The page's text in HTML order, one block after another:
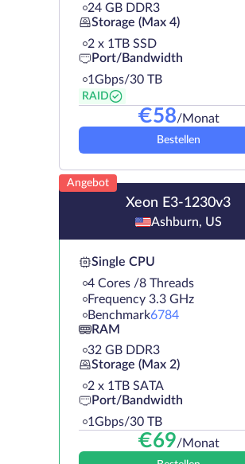
24 GB DDR3
Storage (Max 4)
2 х 1TB SSD
Port/Bandwidth
1Gbps/30 TB
RAID
€58/Monat
Bestellen
Angebot
Xeon E3-1230v3
Ashburn, US
Single CPU
4 Cores /8 Threads
Frequency 3.3 GHz
Benchmark6784
RAM
32 GB DDR3
Storage (Max 2)
2 х 1TB SATA
Port/Bandwidth
1Gbps/30 TB
€69/Monat